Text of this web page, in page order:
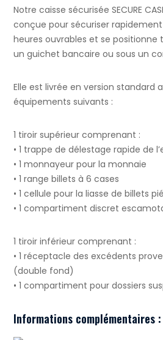
Notre caisse sécurisée SECURE
conçue pour sécuriser
heures ouvrables et se positionne
un guichet bancaire ou sous un
Elle est livrée en version standard
équipements suivants :
1 tiroir supérieur comprenant :
• 1 trappe de délestage rapide de
• 1 monnayeur pour la monnaie
• 1 range billets à 6 cases
• 1 cellule pour la liasse de billets
• 1 compartiment discret
1 tiroir inférieur comprenant :
• 1 réceptacle des excédents
(double fond)
• 1 compartiment pour dossiers
Informations complémentaires :